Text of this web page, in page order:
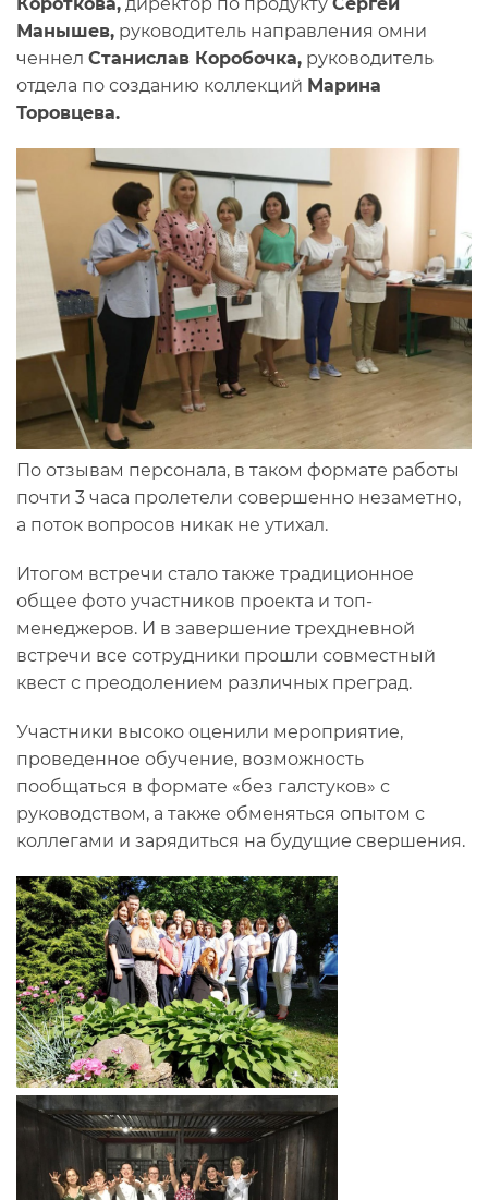
Короткова, директор по продукту Сергей
Манышев, руководитель направления омни
ченнел Станислав Коробочка, руководитель
отдела по созданию коллекций Марина
Торовцева.
По отзывам персонала, в таком формате работы
почти 3 часа пролетели совершенно незаметно,
а поток вопросов никак не утихал.
Итогом встречи стало также традиционное
общее фото участников проекта и топ-
менеджеров. И в завершение трехдневной
встречи все сотрудники прошли совместный
квест с преодолением различных преград.
Участники высоко оценили мероприятие,
проведенное обучение, возможность
пообщаться в формате «без галстуков» с
руководством, а также обменяться опытом с
коллегами и зарядиться на будущие свершения.